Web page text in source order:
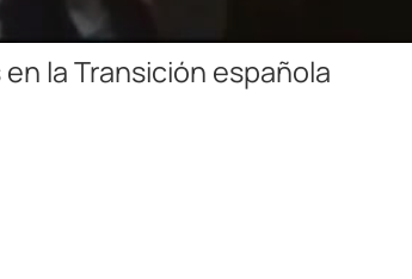
la Transición española